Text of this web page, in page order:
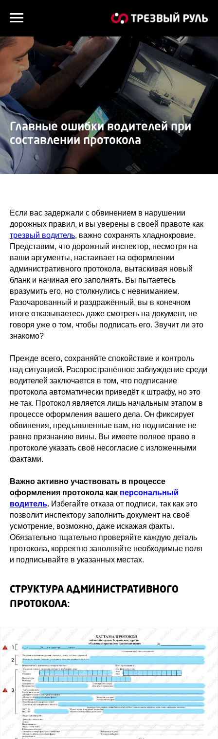
Главные ошибки водителей при
составлении протокола
Если вас задержали с обвинением в нарушении
дорожных правил, и вы уверены в своей правоте как
трезвый водитель, важно сохранять хладнокровие.
Представим, что дорожный инспектор, несмотря на
ваши аргументы, настаивает на оформлении
административного протокола, вытаскивая новый
бланк и начиная его заполнять. Вы пытаетесь
вразумить его, но столкнулись с невниманием.
Разочарованный и раздражённый, вы в конечном
итоге отказываетесь даже смотреть на документ, не
говоря уже о том, чтобы подписать его. Звучит ли это
знакомо?
Прежде всего, сохраняйте спокойствие и контроль
над ситуацией. Распространённое заблуждение среди
водителей заключается в том, что подписание
протокола автоматически приведёт к штрафу, но это
не так. Протокол является лишь начальным этапом в
процессе оформления вашего дела. Он фиксирует
обвинения, предъявленные вам, но подписание не
равно признанию вины. Вы имеете полное право в
протоколе указать своё несогласие с изложенными
фактами.
Важно активно участвовать в процессе
оформления протокола как персональный
водитель. Избегайте отказа от подписи, так как это
позволит инспектору заполнить документ на своё
усмотрение, возможно, даже искажая факты.
Обязательно тщательно проверяйте каждую деталь
протокола, корректно заполняйте необходимые поля
и подписывайте в указанных местах.
СТРУКТУРА АДМИНИСТРАТИВНОГО
ПРОТОКОЛА: